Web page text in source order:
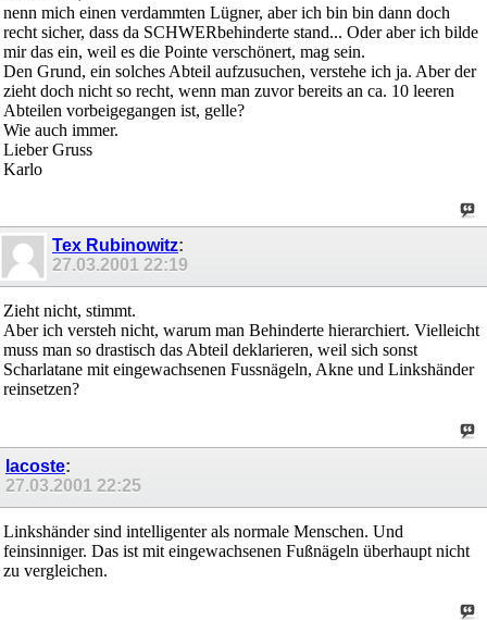
nenn mich einen verdammten Lügner, aber ich bin bin dann doch
recht sicher, dass da SCHWERbehinderte stand... Oder aber ich bilde
mir das ein, weil es die Pointe verschönert, mag sein.
Den Grund, ein solches Abteil aufzusuchen, verstehe ich ja. Aber der
zieht doch nicht so recht, wenn man zuvor bereits an ca. 10 leeren
Abteilen vorbeigegangen ist, gelle?
Wie auch immer.
Lieber Gruss
Karlo
Tex Rubinowitz:
27.03.2001 22:19
Zieht nicht, stimmt.
Aber ich versteh nicht, warum man Behinderte hierarchiert. Vielleicht
muss man so drastisch das Abteil deklarieren, weil sich sonst
Scharlatane mit eingewachsenen Fussnägeln, Akne und Linkshänder
reinsetzen?
lacoste:
27.03.2001 22:25
Linkshänder sind intelligenter als normale Menschen. Und
feinsinniger. Das ist mit eingewachsenen Fußnägeln überhaupt nicht
zu vergleichen.